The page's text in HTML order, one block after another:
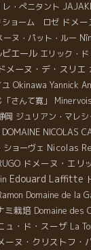
レ・ぺニタント
ショーム ロゼ ドメ
ーヌ・パット・ルー
ビエール エリック・
ドメーヌ・デ・スリエ
Okinawa Yannick
さんて寛」 Minervois
岡 ジュリアン・マレ
DOMAINE NICOLAS
ショーヴェ Nicolas
ドメーヌ・エリ
Edouard Laffitte
Domaine de la
ミ栽培 Domaine des
ュ・ド・スーザ La
ーヌ・クリストフ・